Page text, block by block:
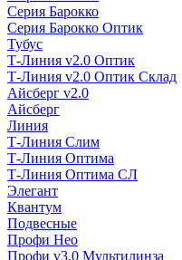
Серия Барокко
Серия Барокко Оптик
Тубус
Т-Линия v2.0 Оптик
Т-Линия v2.0 Оптик Склад
Айсберг v2.0
Айсберг
Линия
Т-Линия Слим
Т-Линия Оптима
Т-Линия Оптима СЛ
Элегант
Квантум
Подвесные
Профи Нео
Профи v3.0 Мультилинза